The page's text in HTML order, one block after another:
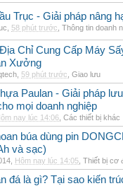
Trục - Giải pháp nâng
58 phút trước Thông tin doanh
Chỉ Cung Cấp Máy
Xưởng
59 phút trước Giao lưu
Paulan - Giải pháp
mọi doanh nghiệp
nay lúc 14:06 Các thiết bị khác
búa dùng pin
và sạc)
Hôm nay lúc 14:05 Thiết bị cơ
đá là gì? Tại sao kiến